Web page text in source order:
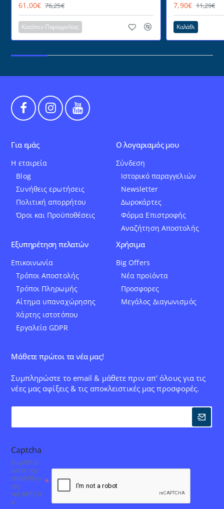
προστατευτικό κάλυμμα
61,00€ 76,25€
Κατόπιν Παραγγελίας
επιτραπέζια
για επιτοίχια
7,90€ 11,29€
Καλάθι
Για εμάς
Η εταιρεία
Blog
Συνήθεις ερωτήσεις
Πολιτική απορρήτου
Όροι και Προϋποθέσεις
Ο λογαριαμός μου
Σύνδεση
Ιστορικό παραγγελιών
Newsletter
Δωροκάρτες
Φόρμα Επιστροφής
Αναζήτηση Αποστολής
Εξυπηρέτηση πελατών
Επικοινωνία
Τρόποι Αποστολής
Τρόποι Πληρωμής
Αίτημα υπαναχώρησης
Χάρτης ιστοτόπου
Εργαλεία GDPR
Χρήσιμα
Big Offers
Νέα προϊόντα
Προσφορες
Μεγάλος Διαγωνισμός
Μάθετε πρώτοι τα νέα μας!
Συμπληρώστε το email & μάθετε πριν απ' όλους για τις
νέες μας αφίξεις & τις αποκλειστικές μας προσφορές.
Captcha
Συμπληρ
ώστε την
επαλήθευ
ση
reCAPTCH
A